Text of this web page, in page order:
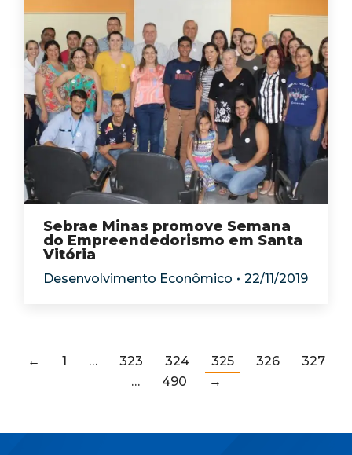
Sebrae Minas promove Semana
do Empreendedorismo em Santa
Vitória
Desenvolvimento Econômico 22/11/2019
← 1 … 323 324 325 326
327
…
490 →